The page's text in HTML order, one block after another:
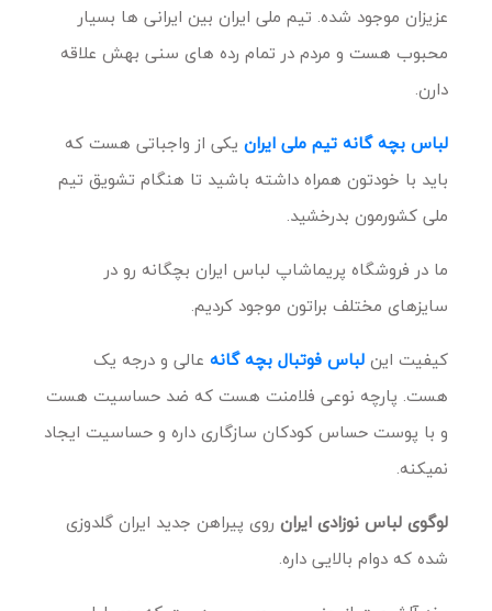
عزیزان موجود شده. تیم ملی ایران بین ایرانی ها بسیار
محبوب هست و مردم در تمام رده های سنی بهش علاقه
دارن.
لباس بچه گانه تیم ملی ایران یکی از واجباتی هست که
باید با خودتون همراه داشته باشید تا هنگام تشویق تیم
ملی کشورمون بدرخشید.
ما در فروشگاه پریماشاپ لباس ایران بچگانه رو در
سایزهای مختلف براتون موجود کردیم.
کیفیت اینلباس فوتبال بچه گانه عالی و درجه یک
هست. پارچه نوعی فلامنت هست که ضد حساسیت هست
و با پوست حساس کودکان سازگاری داره و حساسیت ایجاد
نمیکنه.
لوگوی لباس نوزادی ایران روی پیراهن جدید ایران گلدوزی
شده که دوام بالایی داره.